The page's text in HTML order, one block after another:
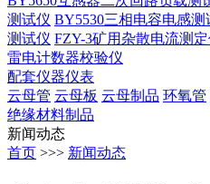
测试仪 BY5530三相电容电感测
测试仪 FZY-3矿用杂散电流测
雷电计数器校验仪
配套仪器仪表
云母管 云母板 云母制品 环氧管
绝缘材料制品
新闻动态
首页 >>> 新闻动态